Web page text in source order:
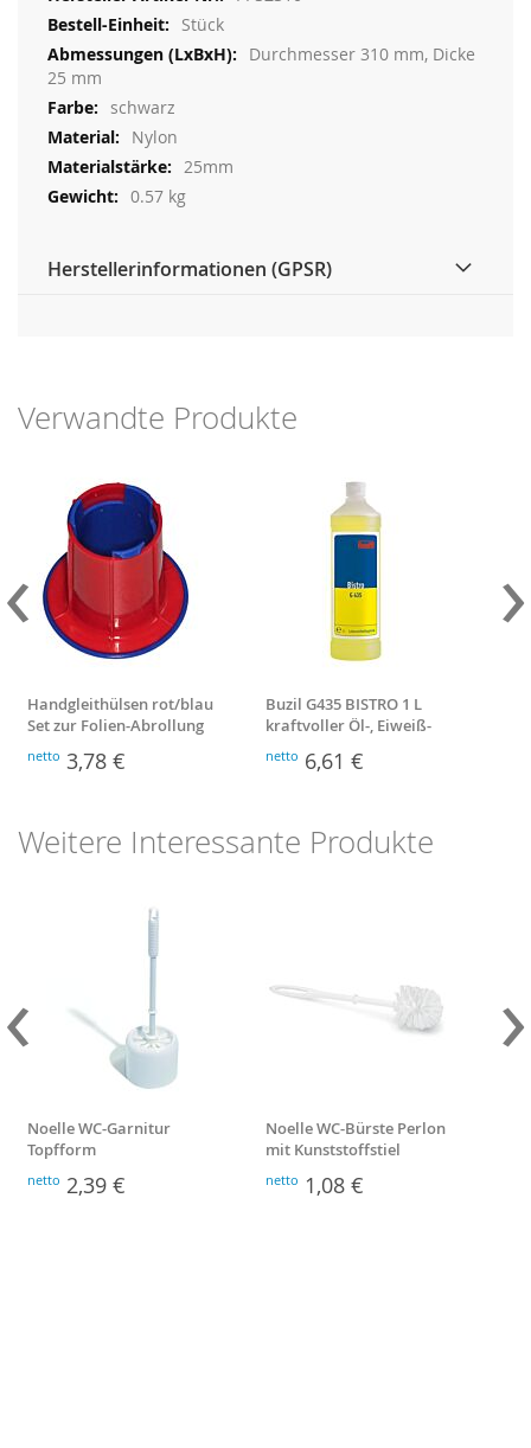
Stück
Durchmesser 310 mm, Dicke
25 mm
schwarz
Nylon
25mm
0.57 kg
Herstellerinformationen (GPSR)
Verwandte Produkte
Handgleithülsen rot/blau
Set zur Folien-Abrollung
netto 3,78 €
Buzil G435 BISTRO 1 L
kraftvoller Öl-, Eiweiß-
und F
netto 6,61 €
‹ ›
Weitere Interessante Produkte
Noelle WC-Garnitur
Topfform
netto 2,39 €
Noelle WC-Bürste Perlon
mit Kunststoffstiel
netto 1,08 €
‹ ›